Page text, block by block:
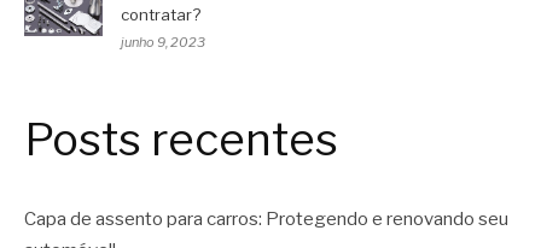
contratar?
junho 9, 2023
Posts recentes
Capa de assento para carros: Protegendo e renovando seu